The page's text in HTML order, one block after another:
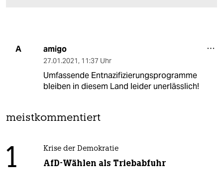
A amigo
27.01.2021, 11:37 Uhr
Umfassende Entnazifizierungsprogramme
bleiben in diesem Land leider unerlässlich!
meistkommentiert
1 Krise der Demokratie
AfD-Wählen als Triebabfuhr